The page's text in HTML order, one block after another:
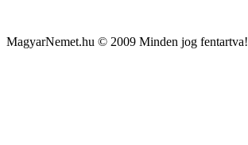
MagyarNemet.hu © 2009 Minden jog fentartva!